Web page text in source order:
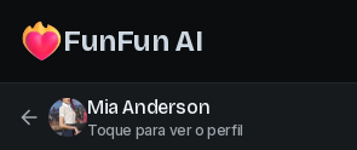
FunFun AI
Mia Anderson
Toque para ver o perfil